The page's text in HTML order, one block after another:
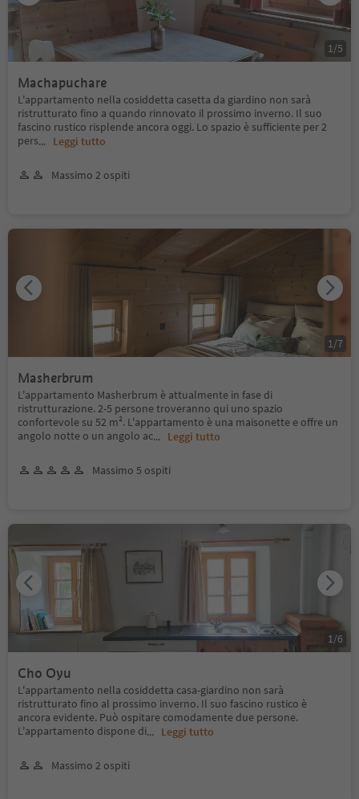
Machapuchare
L'appartamento nella cosiddetta casetta da giardino non sarà
ristrutturato fino a quando rinnovato il prossimo inverno. Il suo
fascino rustico risplende ancora oggi. Lo spazio è sufficiente per 2
pers... Leggi tutto
Massimo 2 ospiti
1 /5
Masherbrum
L'appartamento Masherbrum è attualmente in fase di
ristrutturazione. 2-5 persone troveranno qui uno spazio
confortevole su 52 m². L'appartamento è una maisonette e offre un
angolo notte o un angolo ac... Leggi tutto
Massimo 5 ospiti
1 /7
Cho Oyu
L'appartamento nella cosiddetta casa-giardino non sarà
ristrutturato fino al prossimo inverno. Il suo fascino rustico è
ancora evidente. Può ospitare comodamente due persone.
L'appartamento dispone di... Leggi tutto
Massimo 2 ospiti
1 /6